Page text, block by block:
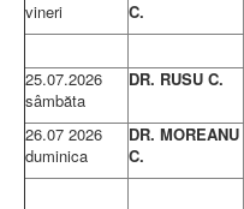
vineri
C.
25.07.2026
sâmbăta
DR. RUSU C.
26.07 2026
duminica
DR. MOREANU
C.